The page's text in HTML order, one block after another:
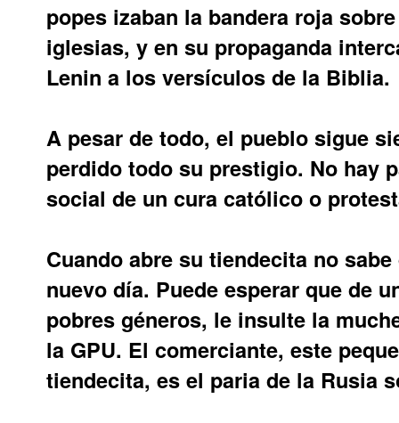
popes izaban la bandera roja
iglesias, y en su propaganda
Lenin a los versículos de la Biblia.
A pesar de todo, el pueblo sigue
perdido todo su prestigio. No hay
social de un cura católico o
Cuando abre su tiendecita no
nuevo día. Puede esperar que de
pobres géneros, le insulte la
la GPU. El comerciante, este
tiendecita, es el paria de la Rusia